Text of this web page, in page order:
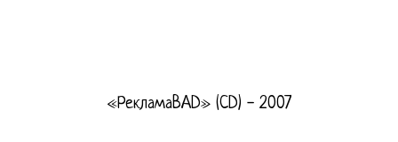
«РекламаBAD» (CD) - 2007